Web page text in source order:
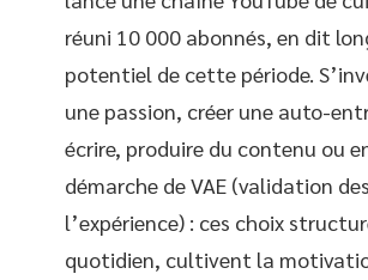
réuni 10 000 abonnés, en dit
potentiel de cette période.
une passion, créer une auto-
écrire, produire du contenu ou
démarche de VAE (validation
l’expérience) : ces choix
quotidien, cultivent la